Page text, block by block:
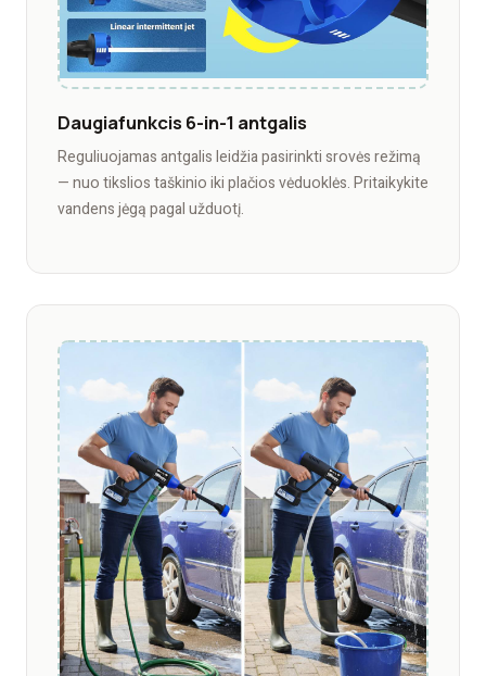
Daugiafunkcis 6-in-1 antgalis
Reguliuojamas antgalis leidžia pasirinkti srovės režimą
— nuo tikslios taškinio iki plačios vėduoklės. Pritaikykite
vandens jėgą pagal užduotį.